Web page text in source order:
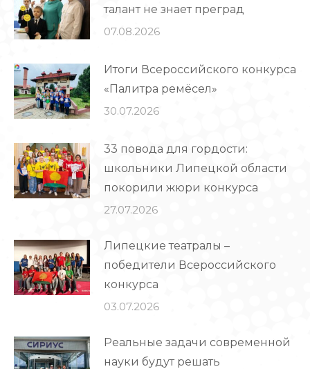
талант не знает преград
07.08.2026
Итоги Всероссийского конкурса
«Палитра ремёсел»
30.07.2026
33 повода для гордости:
школьники Липецкой области
покорили жюри конкурса
27.07.2026
Липецкие театралы –
победители Всероссийского
конкурса
03.07.2026
Реальные задачи современной
науки будут решать